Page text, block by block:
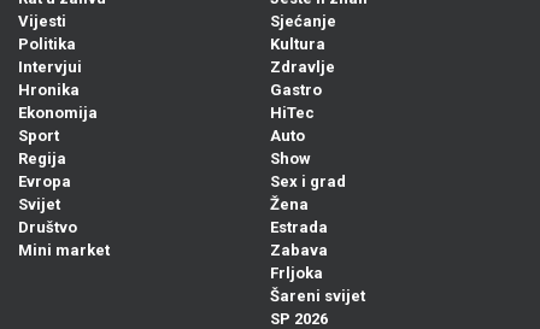
Vijesti
Politika
Intervjui
Hronika
Ekonomija
Sport
Regija
Evropa
Svijet
Društvo
Mini market
Sjećanje
Kultura
Zdravlje
Gastro
HiTec
Auto
Show
Sex i grad
Žena
Estrada
Zabava
Frljoka
Šareni svijet
SP 2026